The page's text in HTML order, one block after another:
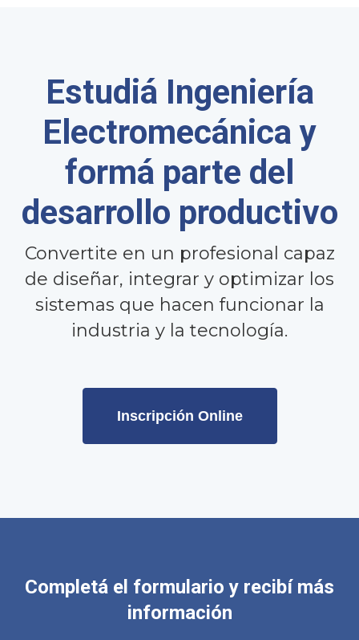
Estudiá Ingeniería
Electromecánica y
formá parte del
desarrollo productivo
Convertite en un profesional capaz
de diseñar, integrar y optimizar los
sistemas que hacen funcionar la
industria y la tecnología.
Inscripción Online
Completá el formulario y recibí más
información